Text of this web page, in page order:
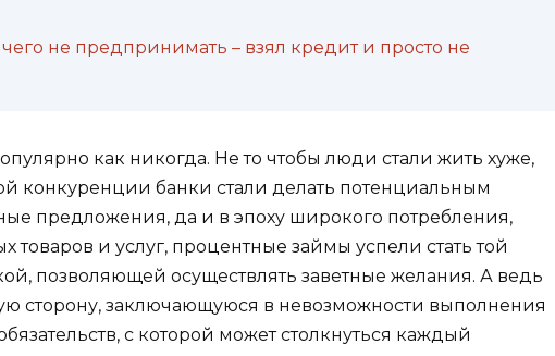
не предпринимать – взял кредит и просто не
как никогда. Не то чтобы люди стали жить хуже,
конкуренции банки стали делать потенциальным
предложения, да и в эпоху широкого потребления,
товаров и услуг, процентные займы успели стать той
позволяющей осуществлять заветные желания. А ведь
сторону, заключающуюся в невозможности выполнения
с которой может столкнуться каждый